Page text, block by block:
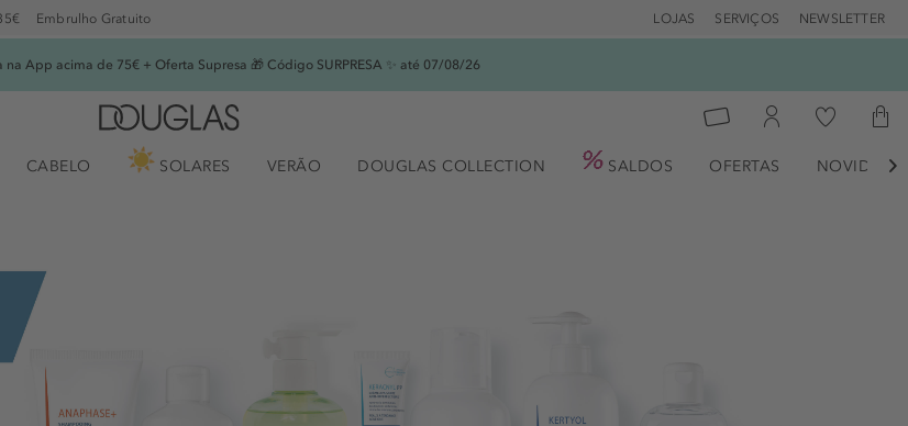
Embrulho Gratuito LOJAS SERVIÇOS NEWSLETTER
App acima de 75€ + Oferta Supresa 🎁 Código SURPRESA ✨ até 07/08/26
CABELO SOLARES VERÃO DOUGLAS COLLECTION SALDOS OFERTAS 